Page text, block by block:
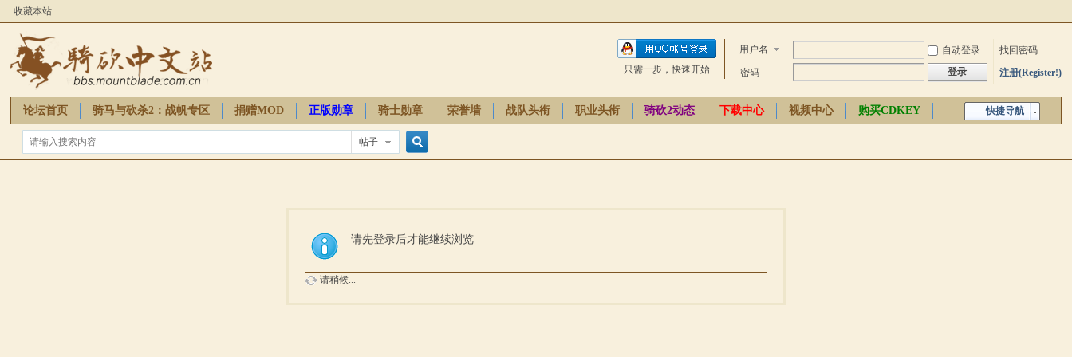
收藏本站
用户名 自动登录
找回密码
密码
登录 注册(Register!)
只需一步，快速开始
快捷导航
论坛首页 骑马与砍杀2：战帆专区 捐赠MOD 正版勋章 骑士勋章 荣誉墙 战队头衔 职业头衔 骑砍2动态 下载中心 视频中心
购买CDKEY
骑砍周边
帖子
索
请先登录后才能继续浏览
请稍候...